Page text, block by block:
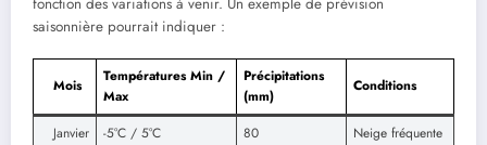
saisonnière pourrait indiquer :
Mois
Températures Min /
Max
Précipitations
(mm)
Conditions
Janvier -5°C / 5°C 80 Neige fréquente